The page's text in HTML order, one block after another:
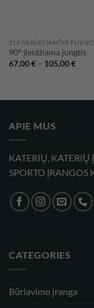
90° įleidžiama jungtis
67,00€ – 105,00€Price
APIE MUS
KATERIŲ, KATERIŲ
SPORTO ĮRANGOS
CATEGORIES
Būriavimo įranga